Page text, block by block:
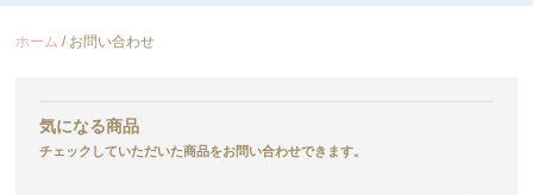
ホーム お問い合わせ
気になる商品
チェックしていただいた商品をお問い合わせできます。